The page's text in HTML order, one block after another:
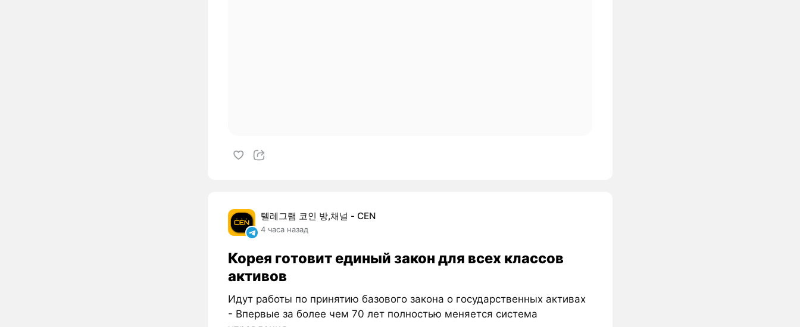
텔레그램 코인 방,채널 - CEN
4 часа назад
Корея готовит единый закон для всех классов
активов
Идут работы по принятию базового закона о государственных активах
- Впервые за более чем 70 лет полностью меняется система